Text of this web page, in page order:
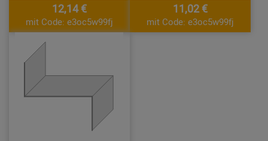
12,14 €
mit Code: e3oc5w99fj
11,02 €
mit Code: e3oc5w99fj